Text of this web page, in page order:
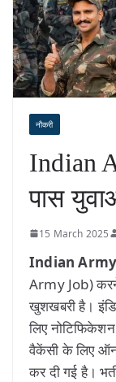
नौकरी
Indian
पास
15 March 2025
Indian
Army Job)
खुशखबरी है।
लिए
वैकेंसी के लिए
कर दी गई है।